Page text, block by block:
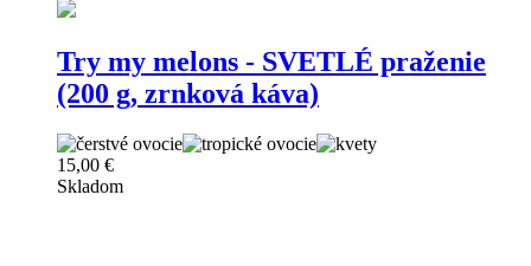
Try my melons - SVETLÉ praženie
(200 g, zrnková káva)
15,00 €
Skladom